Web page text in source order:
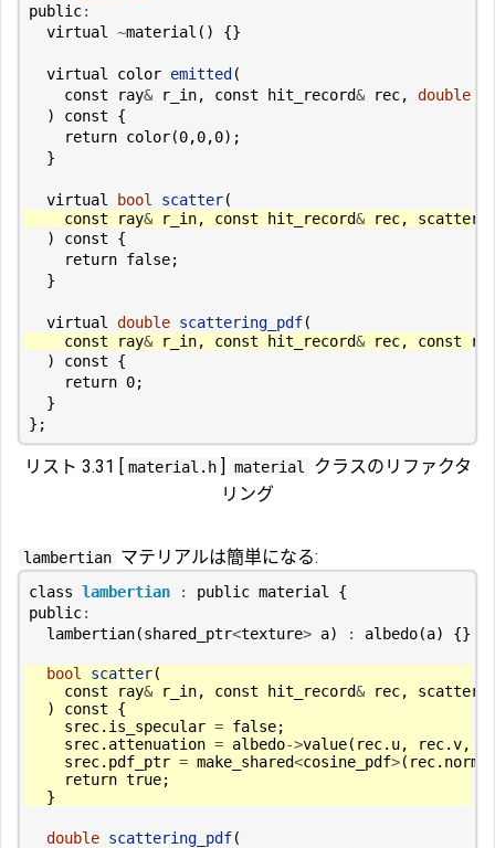
public:
virtual
~material () {}
virtual color emitted (
const
ray& r_in, const hit_record& rec, double
)
const
{
return color(0,0,0);
}
virtual bool scatter(
const
ray& r_in, const hit_record& rec,
)
const
{
return false;
}
virtual double scattering_pdf(
const
ray& r_in, const hit_record& rec, const
)
const
{
return 0;
}
};
リスト 3.31 [ material.h ] material
クラスのリファクタ
リング
lambertian マテリアルは簡単になる:
class lambertian : public material
{
public:
lambertian(shared_ptr<texture> a) : albedo(a) {}
bool scatter(
const
ray& r_in, const hit_record& rec,
)
const
{
srec. is_specular = false;
srec. attenuation = albedo->value( rec. u, rec.v,
srec. pdf_ptr = make_shared<cosine_pdf>( rec.
return true;
}
double scattering_pdf(